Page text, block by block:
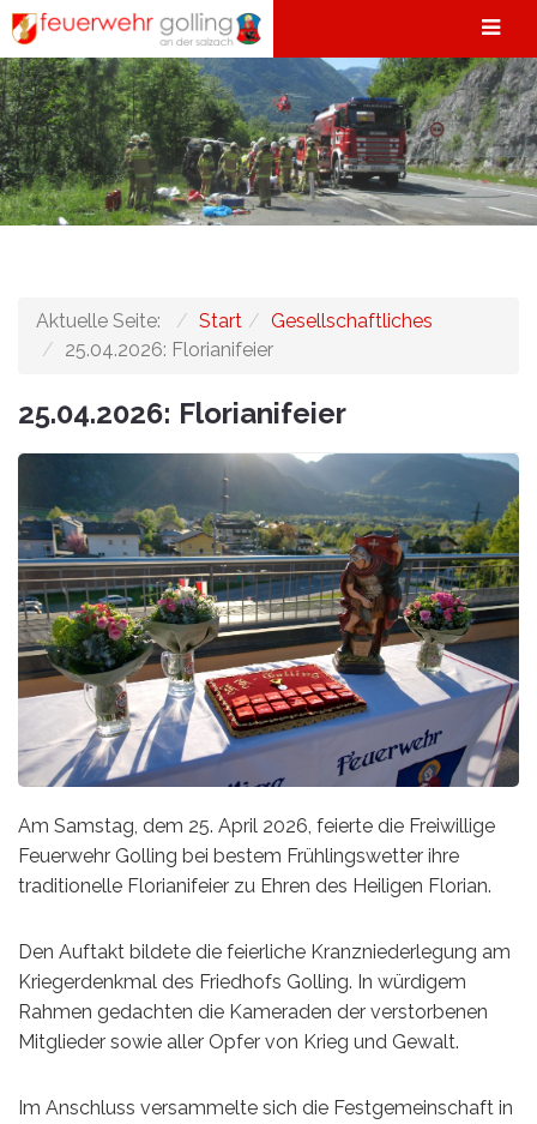
Aktuelle Seite: Start
Gesellschaftliches
25.04.2026: Florianifeier
25.04.2026: Florianifeier
Am Samstag, dem 25. April 2026, feierte die Freiwillige
Feuerwehr Golling bei bestem Frühlingswetter ihre
traditionelle Florianifeier zu Ehren des Heiligen Florian.
Den Auftakt bildete die feierliche Kranzniederlegung am
Kriegerdenkmal des Friedhofs Golling. In würdigem
Rahmen gedachten die Kameraden der verstorbenen
Mitglieder sowie aller Opfer von Krieg und Gewalt.
Im Anschluss versammelte sich die Festgemeinschaft in